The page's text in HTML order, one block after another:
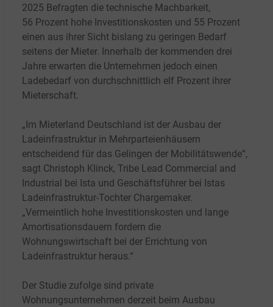
2025 Befragten die technische Machbarkeit,
56 Prozent hohe Investitionskosten und 55 Prozent
einen aus ihrer Sicht bislang zu geringen Bedarf
seitens der Mieter. Innerhalb der kommenden drei
Jahre erwarten die Unternehmen jedoch einen
Ladebedarf von durchschnittlich elf Prozent ihrer
Mieterschaft.
„Im Mieterland Deutschland ist der Ausbau der
Ladeinfrastruktur in Mehrparteienhäusern
entscheidend für das Gelingen der Mobilitätswende“,
sagt Christoph Klinck, Tribe Lead Commercial and
Industrial bei Ista und Geschäftsführer bei Istas
Ladeinfrastruktur-Tochter Chargemaker.
„Vermeintlich hohe Investitionskosten und lange
Amortisationsdauern fordern die
Wohnungswirtschaft bei der Errichtung von
Ladeinfrastruktur heraus.“
Der Studie zufolge sind private
Wohnungsunternehmen derzeit beim Ausbau